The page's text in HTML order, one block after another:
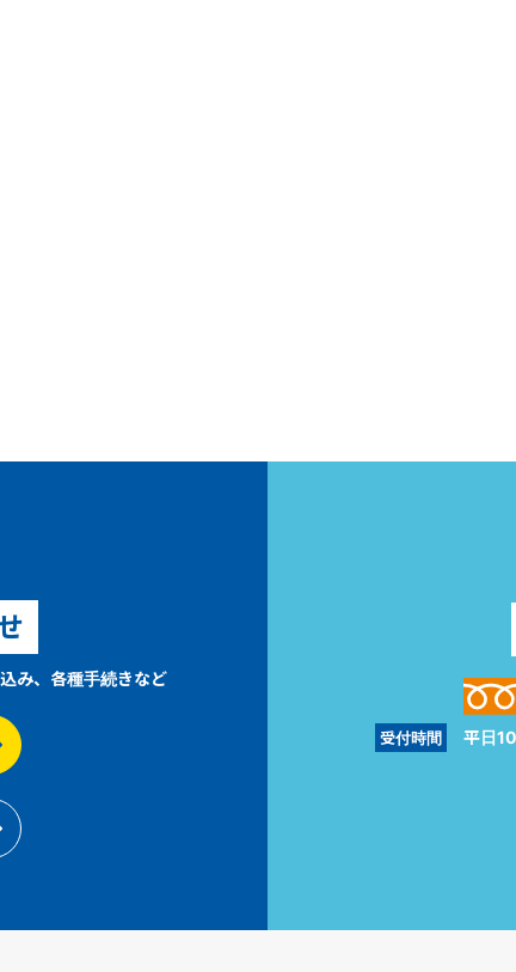
み、各種手続きなど
受付時間 平日